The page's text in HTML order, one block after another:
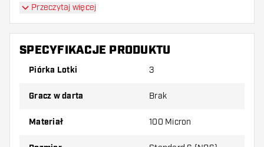
Dartshopper tip!
Upewnij się, że masz pod ręką dużo piórek i
shaftów. Mogą one zostać uszkodzone lub
Wypróbuj inny kształt, materiał lub grubość
najbardziej Ci odpowiada!
Przeczytaj więcej
SPECYFIKACJE PRODUKTU
Piórka Lotki 3
Gracz w darta Brak
Materiał 100 Micron